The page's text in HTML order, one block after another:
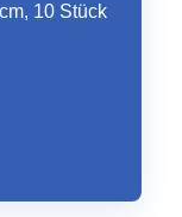
10 Stück